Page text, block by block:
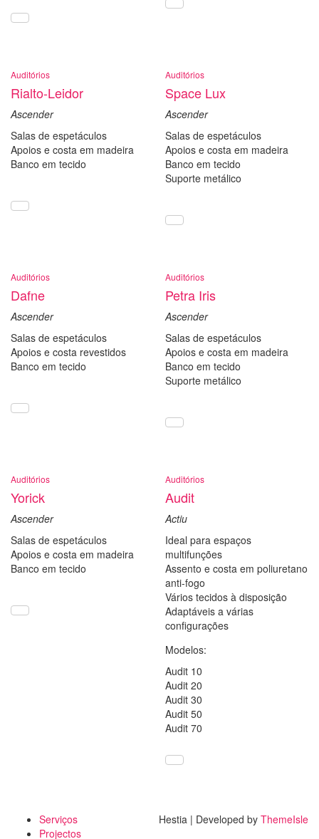
Auditórios
Rialto-Leidor
Ascender
Salas de espetáculos
Apoios e costa em madeira
Banco em tecido
Auditórios
Space Lux
Ascender
Salas de espetáculos
Apoios e costa em madeira
Banco em tecido
Suporte metálico
Auditórios
Dafne
Ascender
Salas de espetáculos
Apoios e costa revestidos
Banco em tecido
Auditórios
Petra Iris
Ascender
Salas de espetáculos
Apoios e costa em madeira
Banco em tecido
Suporte metálico
Auditórios
Yorick
Ascender
Salas de espetáculos
Apoios e costa em madeira
Banco em tecido
Auditórios
Audit
Actiu
Ideal para espaços
multifunções
Assento e costa em poliuretano
anti-fogo
Vários tecidos à disposição
Adaptáveis a várias
configurações
Modelos:
Audit 10
Audit 20
Audit 30
Audit 50
Audit 70
Serviços
Projectos
Hestia | Developed by ThemeIsle